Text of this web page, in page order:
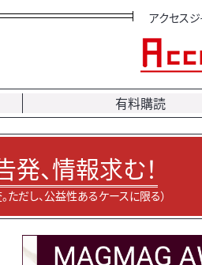
アクセス
有料購読
発、情報求む！
ただし、公益性あるケースに限る）